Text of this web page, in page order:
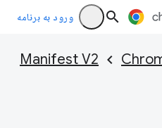
ورود به برنامه
Manifest V2